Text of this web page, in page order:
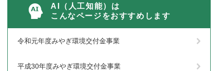
AI（人工知能）は
こんなページをおすすめします
令和元年度みやぎ環境交付金事業
平成30年度みやぎ環境交付金事業